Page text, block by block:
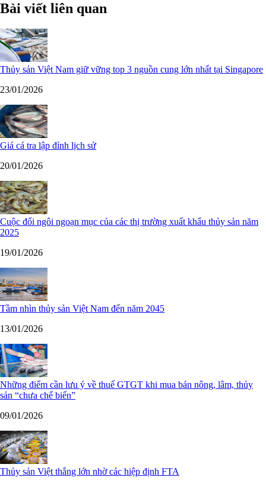
Bài viết liên quan
Thủy sản Việt Nam giữ vững top 3 nguồn cung lớn nhất tại Singapore
23/01/2026
Giá cá tra lập đỉnh lịch sử
20/01/2026
Cuộc đổi ngôi ngoạn mục của các thị trường xuất khẩu thủy sản năm
2025
19/01/2026
Tầm nhìn thủy sản Việt Nam đến năm 2045
13/01/2026
Những điểm cần lưu ý về thuế GTGT khi mua bán nông, lâm, thủy
sản “chưa chế biến”
09/01/2026
Thủy sản Việt thắng lớn nhờ các hiệp định FTA